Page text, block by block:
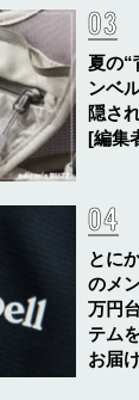
夏の“
ンベ
隠さ
[編集
とに
のメ
万円
テム
お届け